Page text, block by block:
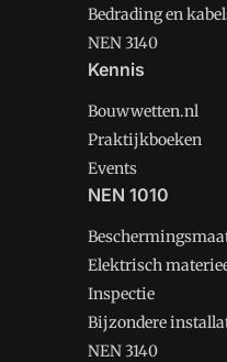
Bedrading en
NEN 3140
Kennis
Bouwwetten.nl
Praktijkboeken
Events
NEN 1010
Elektrisch
Inspectie
Bijzondere
NEN 3140